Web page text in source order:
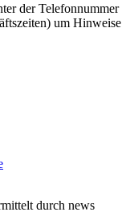
der Telefonnummer
um Hinweise
durch news